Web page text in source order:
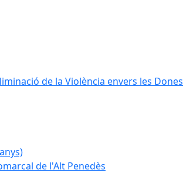
de la Violència envers les Dones
de l'Alt Penedès